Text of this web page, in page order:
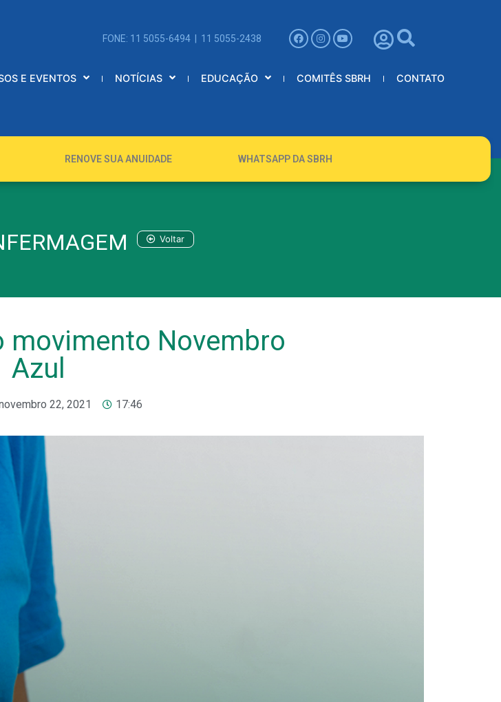
FONE: 11 5055-6494 | 11 5055-2438
E EVENTOS NOTÍCIAS EDUCAÇÃO COMITÊS SBRH CONTATO
RENOVE SUA ANUIDADE WHATSAPP DA SBRH
Voltar
Novembro
Azul
22, 2021 17:46